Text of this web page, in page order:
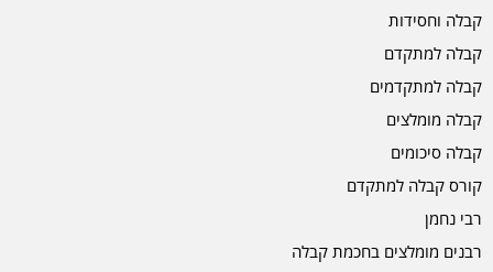
קבלה וחסידות
קבלה למתקדם
קבלה למתקדמים
קבלה מומלצים
קבלה סיכומים
קורס קבלה למתקדם
רבי נחמן
רבנים מומלצים בחכמת קבלה